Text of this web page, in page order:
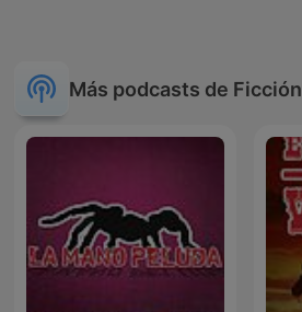
Más podcasts de Ficción